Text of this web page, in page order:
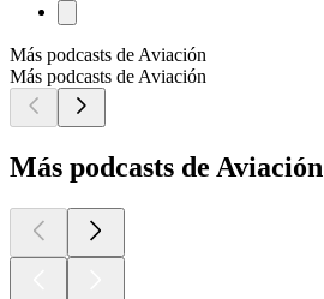
Más podcasts de Aviación
Más podcasts de Aviación
Más podcasts de Aviación